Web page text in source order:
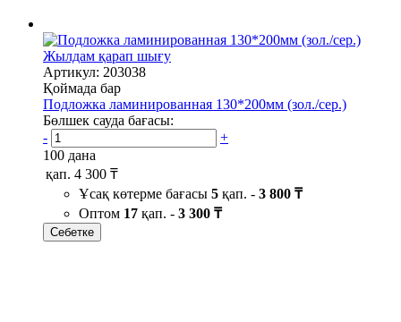
Жылдам қарап шығу
Артикул: 203038
Қоймада бар
Подложка ламинированная 130*200мм (зол./сер.)
Бөлшек сауда бағасы:
-
+
100 дана
қап. 4 300 ₸
Ұсақ көтерме бағасы 5 қап. - 3 800 ₸
Оптом 17 қап. - 3 300 ₸
Себетке